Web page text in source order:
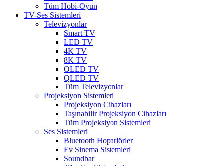
Tüm Hobi-Oyun
TV-Ses Sistemleri
Televizyonlar
Smart TV
LED TV
4K TV
8K TV
OLED TV
QLED TV
Tüm Televizyonlar
Projeksiyon Sistemleri
Projeksiyon Cihazları
Taşınabilir Projeksiyon Cihazları
Tüm Projeksiyon Sistemleri
Ses Sistemleri
Bluetooth Hoparlörler
Ev Sinema Sistemleri
Soundbar